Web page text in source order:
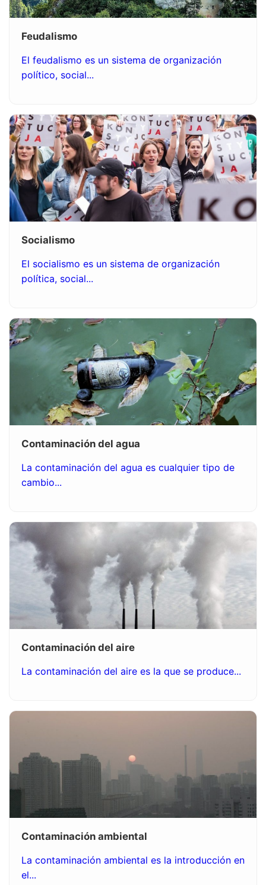
Feudalismo
El feudalismo es un sistema de organización
político, social...
Socialismo
El socialismo es un sistema de organización
política, social...
Contaminación del agua
La contaminación del agua es cualquier tipo de
cambio...
Contaminación del aire
La contaminación del aire es la que se produce...
Contaminación ambiental
La contaminación ambiental es la introducción en
el...